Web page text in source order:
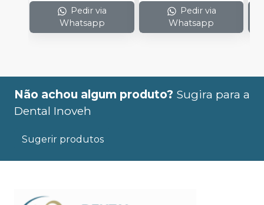
Pedir via
Whatsapp
Pedir via
Whatsapp
Não achou algum produto? Sugira para a
Dental Inoveh
Sugerir produtos